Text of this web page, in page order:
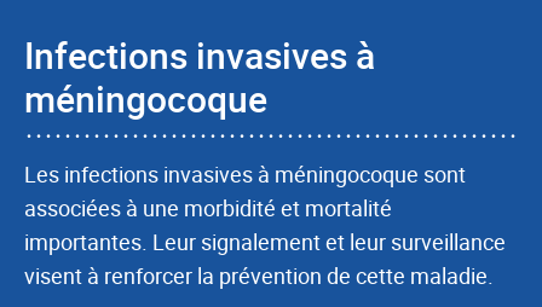
Infections invasives à
méningocoque
Les infections invasives à méningocoque sont
associées à une morbidité et mortalité
importantes. Leur signalement et leur surveillance
visent à renforcer la prévention de cette maladie.